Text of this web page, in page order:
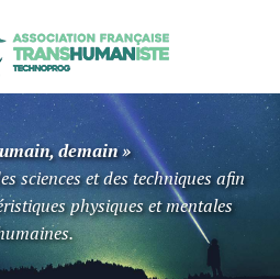
augmenté
?
sociale
Risques
demain »
sciences et des techniques afin
physiques et mentales